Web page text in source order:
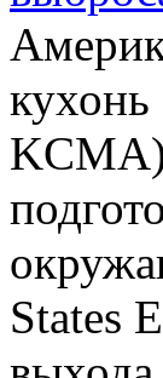
KCMA)
States